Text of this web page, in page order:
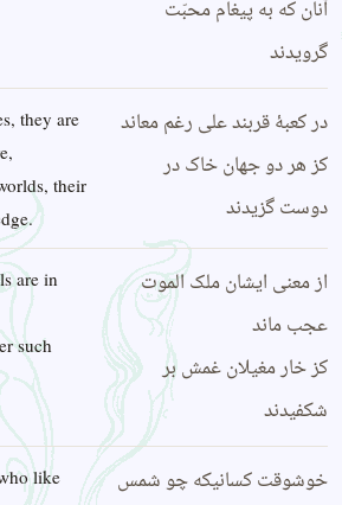
آنان که به پیغام محبّت
گرویدند
they are
their
در کعبهٔ قربند علی رغم معاند
کز هر دو جهان خاک در
دوست گزیدند
are in
such
از معنی ایشان ملک الموت
عجب ماند
کز خار مغیلان غمش بر
شکفیدند
like
خوشوقت کسانیکه چو شمس